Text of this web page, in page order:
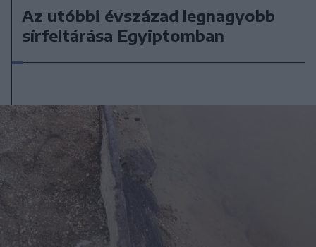
Az utóbbi évszázad legnagyobb
sírfeltárása Egyiptomban